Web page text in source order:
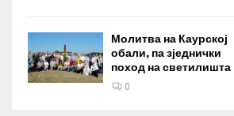
Молитва на Каурској
обали, па зједнички
поход на светилишта
0